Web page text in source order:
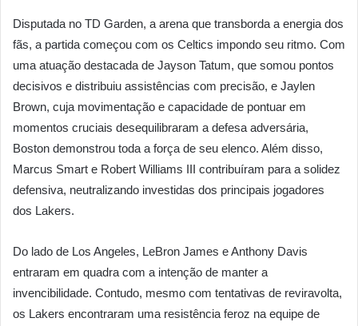
Disputada no TD Garden, a arena que transborda a energia dos
fãs, a partida começou com os Celtics impondo seu ritmo. Com
uma atuação destacada de Jayson Tatum, que somou pontos
decisivos e distribuiu assistências com precisão, e Jaylen
Brown, cuja movimentação e capacidade de pontuar em
momentos cruciais desequilibraram a defesa adversária,
Boston demonstrou toda a força de seu elenco. Além disso,
Marcus Smart e Robert Williams III contribuíram para a solidez
defensiva, neutralizando investidas dos principais jogadores
dos Lakers.
Do lado de Los Angeles, LeBron James e Anthony Davis
entraram em quadra com a intenção de manter a
invencibilidade. Contudo, mesmo com tentativas de reviravolta,
os Lakers encontraram uma resistência feroz na equipe de